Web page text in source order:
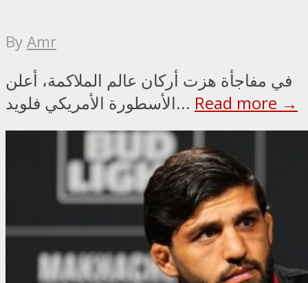
ByAmr
في مفاجأة هزت أركان عالم الملاكمة، أعلن
الأسطورة الأمريكي فلويد... Read more →